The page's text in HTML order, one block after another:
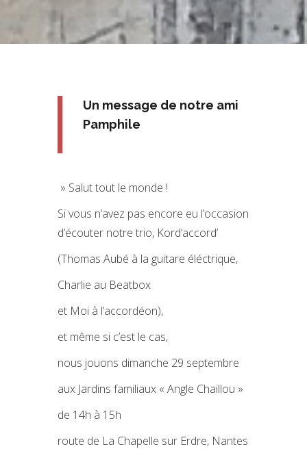
Un message de notre ami
Pamphile
» Salut tout le monde !
Si vous n’avez pas encore eu l’occasion
d’écouter notre trio, Kord’accord’
(Thomas Aubé à la guitare éléctrique,
Charlie au Beatbox
et Moi à l’accordéon),
et même si c’est le cas,
nous jouons dimanche 29 septembre
aux Jardins familiaux « Angle Chaillou »
de 14h à 15h
route de La Chapelle sur Erdre, Nantes